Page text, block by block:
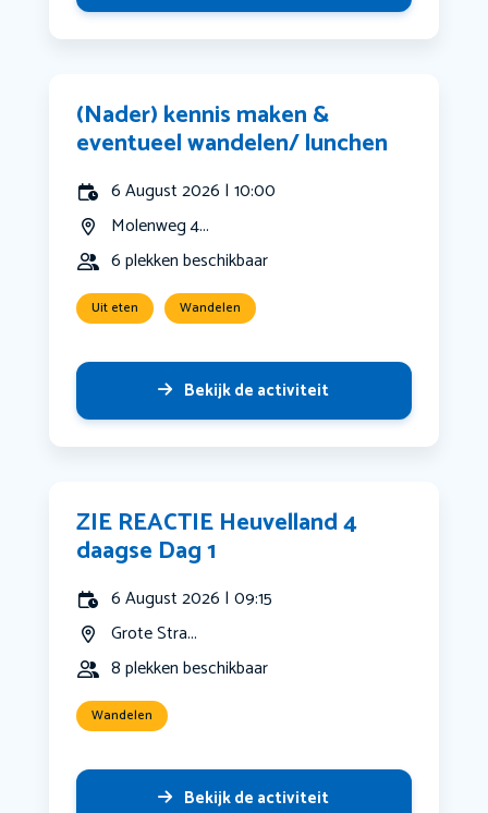
(Nader) kennis maken &
eventueel wandelen/ lunchen
6 August 2026 | 10:00
Molenweg 4...
6 plekken beschikbaar
Uit eten Wandelen
Bekijk de activiteit
ZIE REACTIE Heuvelland 4
daagse Dag 1
6 August 2026 | 09:15
Grote Stra...
8 plekken beschikbaar
Wandelen
Bekijk de activiteit